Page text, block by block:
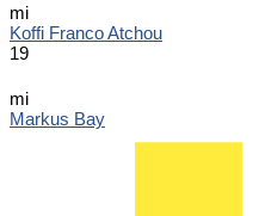
mi
Koffi Franco Atchou
19
mi
Markus Bay